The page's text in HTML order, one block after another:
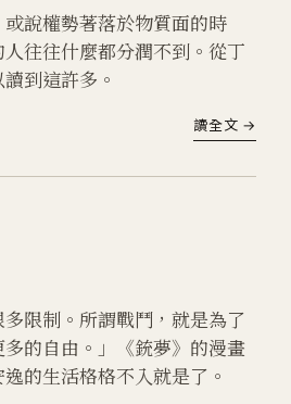
說權勢著落於物質面的時
往往什麼都分潤不到。從丁
到這許多。
讀全文 →
多限制。所謂戰鬥，就是為了
的自由。」《銃夢》的漫畫
的生活格格不入就是了。